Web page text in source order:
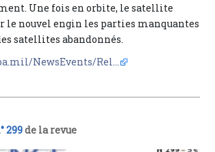
Une fois en orbite, le satellite
le nouvel engin les parties manquantes
satellites abandonnés.
NewsEvents/Rel...
299de la revue